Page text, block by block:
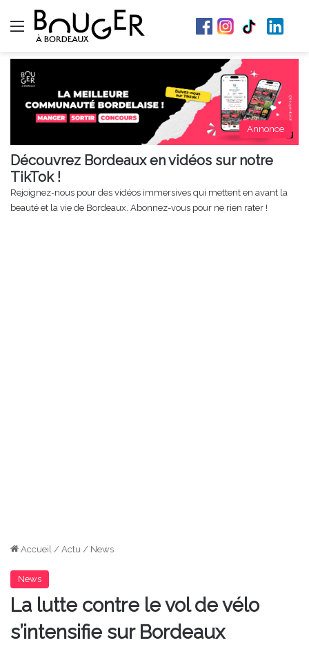
Menu
Annonce
Découvrez Bordeaux en vidéos sur notre
TikTok !
Rejoignez-nous pour des vidéos immersives qui mettent en avant la
beauté et la vie de Bordeaux. Abonnez-vous pour ne rien rater !
Accueil / Actu / News
News
La lutte contre le vol de vélo
s’intensifie sur Bordeaux